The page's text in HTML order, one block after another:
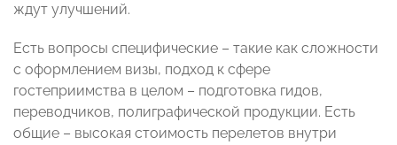
ждут улучшений.
Есть вопросы специфические – такие как сложности
с оформлением визы, подход к сфере
гостеприимства в целом – подготовка гидов,
переводчиков, полиграфической продукции. Есть
общие – высокая стоимость перелетов внутри